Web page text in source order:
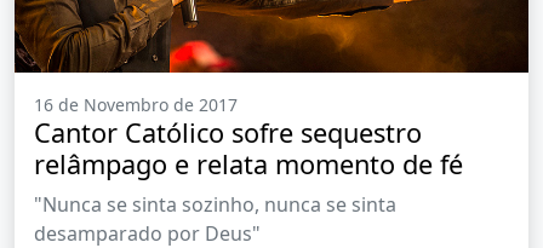
16 de Novembro de 2017
Cantor Católico sofre sequestro
relâmpago e relata momento de fé
"Nunca se sinta sozinho, nunca se sinta
desamparado por Deus"